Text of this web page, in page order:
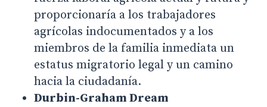
proporcionaría a los trabajadores
agrícolas indocumentados y a los
miembros de la familia inmediata un
estatus migratorio legal y un camino
hacia la ciudadanía.
Durbin-Graham Dream